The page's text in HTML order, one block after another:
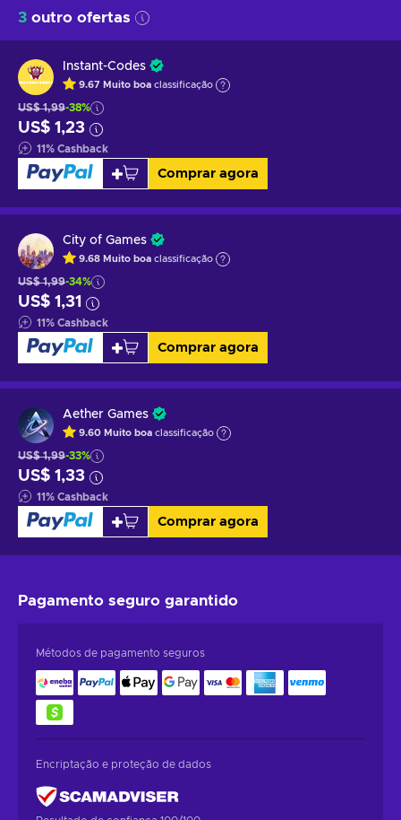
3 outro ofertas
Instant-Codes
9.67 Muito boa classificação
US$ 1,99-38%
US$ 1,23
11% Cashback
Comprar agora
City of Games
9.68 Muito boa classificação
US$ 1,99-34%
US$ 1,31
11% Cashback
Comprar agora
Aether Games
9.60 Muito boa classificação
US$ 1,99-33%
US$ 1,33
11% Cashback
Comprar agora
Pagamento seguro garantido
Métodos de pagamento seguros
Encriptação e proteção de dados